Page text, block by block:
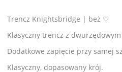
Trencz Knightsbridge | beż ♡
Klasyczny trencz z
Dodatkowe zapięcie przy samej
Klasyczny, dopasowany krój.